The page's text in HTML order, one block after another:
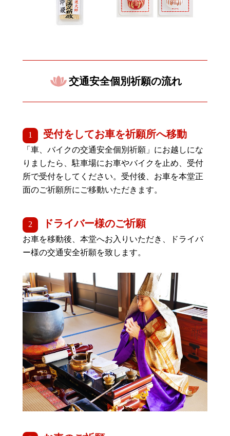
交通安全個別祈願の流れ
受付をしてお車を祈願所へ移動
「車、バイクの交通安全個別祈願」にお越しにな
りましたら、駐車場にお車やバイクを止め、受付
所で受付をしてください。受付後、お車を本堂正
面のご祈願所にご移動いただきます。
ドライバー様のご祈願
お車を移動後、本堂へお入りいただき、ドライバ
ー様の交通安全祈願を致します。